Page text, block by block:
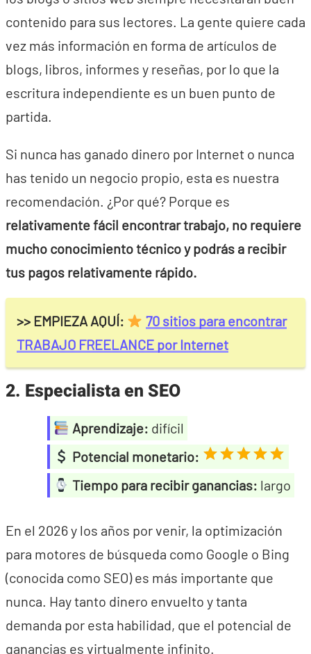
contenido para sus lectores. La gente quiere cada
vez más información en forma de artículos de
blogs, libros, informes y reseñas, por lo que la
escritura independiente es un buen punto de
partida.
Si nunca has ganado dinero por Internet o nunca
has tenido un negocio propio, esta es nuestra
recomendación. ¿Por qué? Porque es
relativamente fácil encontrar trabajo, no requiere
mucho conocimiento técnico y podrás a recibir
tus pagos relativamente rápido.
>> EMPIEZA AQUÍ:
70 sitios para encontrar
TRABAJO FREELANCE por Internet
2. Especialista en SEO
Aprendizaje: difícil
Potencial monetario:
Tiempo para recibir ganancias: largo
En el 2026 y los años por venir, la optimización
para motores de búsqueda como Google o Bing
(conocida como SEO) es más importante que
nunca. Hay tanto dinero envuelto y tanta
demanda por esta habilidad, que el potencial de
ganancias es virtualmente infinito.